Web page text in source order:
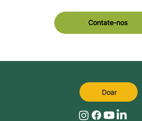
Contate-nos
Doar